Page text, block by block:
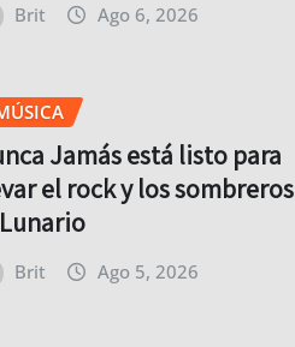
Brit Ago 6, 2026
Jamás está listo para
el rock y los sombreros
Brit Ago 5, 2026